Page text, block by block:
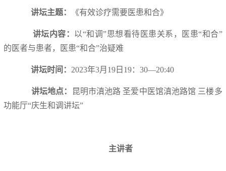
讲坛主题： 《有效诊疗需要医患和合》
讲坛内容： 以“和调”思想看待医患关系，医患“和合”
的医者与患者，医患“和合”治疑难
讲坛时间： 2023年3月19日19：30—20:40
讲坛地点：
昆明市滇池路 圣爱中医馆滇池路馆 三楼多
功能厅“庆生和调讲坛”
主讲者